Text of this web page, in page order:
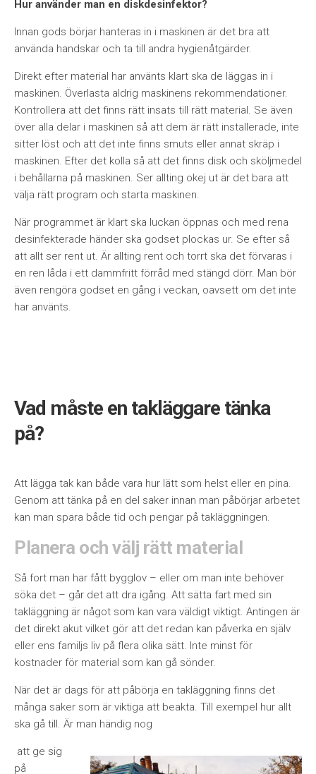
Hur använder man en diskdesinfektor?
Innan gods börjar hanteras in i maskinen är det bra att
använda handskar och ta till andra hygienåtgärder.
Direkt efter material har använts klart ska de läggas in i
maskinen. Överlasta aldrig maskinens rekommendationer.
Kontrollera att det finns rätt insats till rätt material. Se även
över alla delar i maskinen så att dem är rätt installerade, inte
sitter löst och att det inte finns smuts eller annat skräp i
maskinen. Efter det kolla så att det finns disk och sköljmedel
i behållarna på maskinen. Ser allting okej ut är det bara att
välja rätt program och starta maskinen.
När programmet är klart ska luckan öppnas och med rena
desinfekterade händer ska godset plockas ur. Se efter så
att allt ser rent ut. Är allting rent och torrt ska det förvaras i
en ren låda i ett dammfritt förråd med stängd dörr. Man bör
även rengöra godset en gång i veckan, oavsett om det inte
har använts.
Vad måste en takläggare tänka
på?
Att lägga tak kan både vara hur lätt som helst eller en pina.
Genom att tänka på en del saker innan man påbörjar arbetet
kan man spara både tid och pengar på takläggningen.
Planera och välj rätt material
Så fort man har fått bygglov – eller om man inte behöver
söka det – går det att dra igång. Att sätta fart med sin
takläggning är något som kan vara väldigt viktigt. Antingen är
det direkt akut vilket gör att det redan kan påverka en själv
eller ens familjs liv på flera olika sätt. Inte minst för
kostnader för material som kan gå sönder.
När det är dags för att påbörja en takläggning finns det
många saker som är viktiga att beakta. Till exempel hur allt
ska gå till. Är man händig nog
att ge sig
på